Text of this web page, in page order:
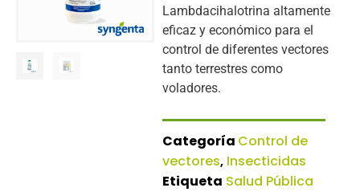
Lambdacihalotrina altamente
eficaz y económico para el
control de diferentes vectores
tanto terrestres como
voladores.
Categoría Control de
vectores, Insecticidas
Etiqueta Salud Pública